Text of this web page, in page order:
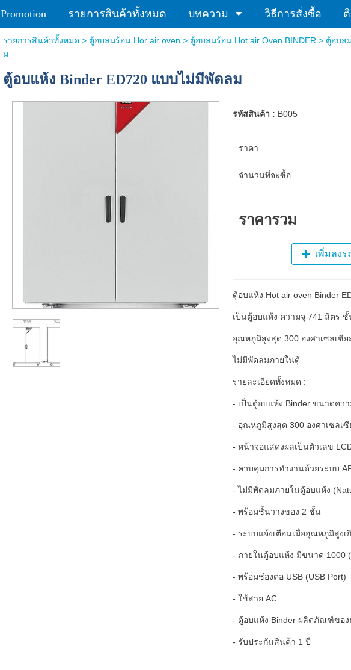
Promotion รายการสินค้าทั้งหมด บทความ วิธีการสั่งซื้อ
รายการสินค้าทั้งหมด > ตู้อบลมร้อน Hor air oven > ตู้อบลมร้อน Hot air Oven BINDER > ตู้อบล
ม
ตู้อบแห้ง Binder ED720 แบบไม่มีพัดลม
รหัสสินค้า : B005
ราคา
จำนวนที่จะซื้อ
ราคารวม
เพิ่มลงร
ตู้อบแห้ง Hot air oven Binder
เป็นตู้อบแห้ง ความจุ 741 ลิตร
อุณหภูมิสูงสุด 300 องศาเซลเซีย
ไม่มีพัดลมภายในตู้
รายละเอียดทั้งหมด :
- เป็นตู้อบแห้ง Binder ขนาดคว
- อุณหภูมิสูงสุด 300 องศาเซลเซี
- หน้าจอแสดงผลเป็นตัวเลข
- ควบคุมการทำงานด้วยระบบ
- ไม่มีพัดลมภายในตู้อบแห้ง
- พร้อมชั้นวางของ 2 ชั้น
- ระบบแจ้งเตือนเมื่ออุณหภูมิสูงเ
- ภายในตู้อบแห้ง มีขนาด 1000
- พร้อมช่องต่อ USB (USB Port)
- ใช้สาย AC
- ตู้อบแห้ง Binder ผลิตภัณฑ์ของ
- รับประกันสินค้า 1 ปี